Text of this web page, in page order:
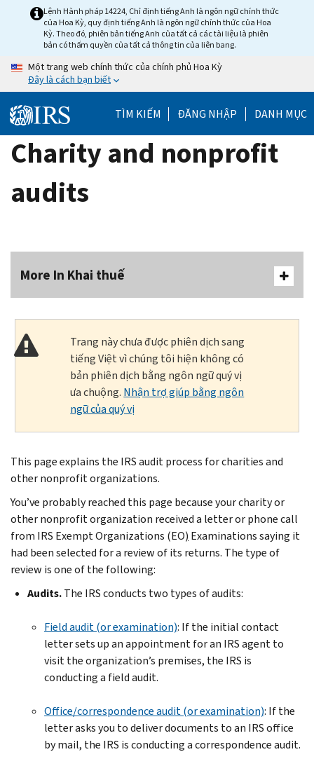
Lệnh Hành pháp 14224, Chỉ định tiếng Anh là ngôn ngữ chính thức
của Hoa Kỳ, quy định tiếng Anh là ngôn ngữ chính thức của Hoa
Kỳ. Theo đó, phiên bản tiếng Anh của tất cả các tài liệu là phiên
bản có thẩm quyền của tất cả thông tin của liên bang.
Một trang web chính thức của chính phủ Hoa Kỳ
Đây là cách bạn biết
TÌM KIẾM ĐĂNG NHẬP DANH MỤC
Charity and nonprofit
audits
More In Khai thuế
Trang này chưa được phiên dịch sang
tiếng Việt vì chúng tôi hiện không có
bản phiên dịch bằng ngôn ngữ quý vị
ưa chuộng. Nhận trợ giúp bằng ngôn
ngữ của quý vị
This page explains the IRS audit process for charities and
other nonprofit organizations.
You’ve probably reached this page because your charity or
other nonprofit organization received a letter or phone call
from IRS Exempt Organizations (EO) Examinations saying it
had been selected for a review of its returns. The type of
review is one of the following:
Audits.The IRS conducts two types of audits:
Field audit (or examination): If the initial contact
letter sets up an appointment for an IRS agent to
visit the organization’s premises, the IRS is
conducting a field audit.
Office/correspondence audit (or examination): If the
letter asks you to deliver documents to an IRS office
by mail, the IRS is conducting a correspondence audit.